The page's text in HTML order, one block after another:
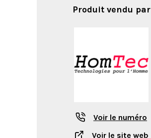
Produit vendu par
Voir le numéro
Voir le site web